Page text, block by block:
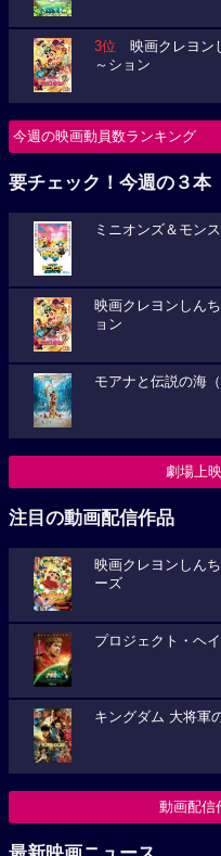
3位 映画クレヨン
～ション
今週の映画動員数ランキング
要チェック！今週の３本
ミニオンズ＆モン
映画クレヨンしん
ョン
モアナと伝説の海（
劇場上
注目の動画配信作品
映画クレヨンしん
ーズ
プロジェクト・ヘ
キングダム 大将軍
動画配信